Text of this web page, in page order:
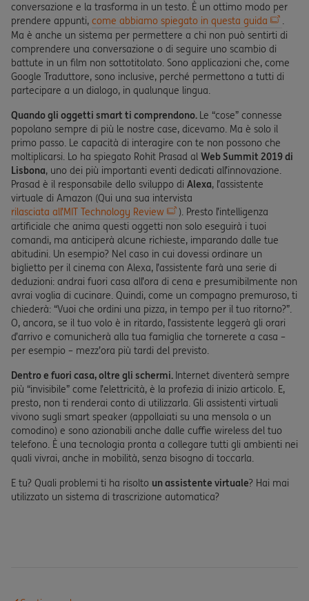
conversazione e la trasforma in un testo. È un ottimo modo per
prendere appunti, come abbiamo spiegato in questa guida
.
Ma è anche un sistema per permettere a chi non può sentirti di
comprendere una conversazione o di seguire uno scambio di
battute in un film non sottotitolato. Sono applicazioni che, come
Google Traduttore, sono inclusive, perché permettono a tutti di
partecipare a un dialogo, in qualunque lingua.
Quando gli oggetti smart ti comprendono. Le “cose” connesse
popolano sempre di più le nostre case, dicevamo. Ma è solo il
primo passo. Le capacità di interagire con te non possono che
moltiplicarsi. Lo ha spiegato Rohit Prasad al Web Summit 2019 di
Lisbona, uno dei più importanti eventi dedicati all’innovazione.
Prasad è il responsabile dello sviluppo di Alexa, l’assistente
virtuale di Amazon (Qui una sua intervista
rilasciata all’MIT Technology Review
). Presto l’intelligenza
artificiale che anima questi oggetti non solo eseguirà i tuoi
comandi, ma anticiperà alcune richieste, imparando dalle tue
abitudini. Un esempio? Nel caso in cui dovessi ordinare un
biglietto per il cinema con Alexa, l’assistente farà una serie di
deduzioni: andrai fuori casa all’ora di cena e presumibilmente non
avrai voglia di cucinare. Quindi, come un compagno premuroso, ti
chiederà: “Vuoi che ordini una pizza, in tempo per il tuo ritorno?”.
O, ancora, se il tuo volo è in ritardo, l’assistente leggerà gli orari
d’arrivo e comunicherà alla tua famiglia che tornerete a casa –
per esempio – mezz’ora più tardi del previsto.
Dentro e fuori casa, oltre gli schermi. Internet diventerà sempre
più “invisibile” come l’elettricità, è la profezia di inizio articolo. E,
presto, non ti renderai conto di utilizzarla. Gli assistenti virtuali
vivono sugli smart speaker (appollaiati su una mensola o un
comodino) e sono azionabili anche dalle cuffie wireless del tuo
telefono. È una tecnologia pronta a collegare tutti gli ambienti nei
quali vivrai, anche in mobilità, senza bisogno di toccarla.
E tu? Quali problemi ti ha risolto un assistente virtuale? Hai mai
utilizzato un sistema di trascrizione automatica?